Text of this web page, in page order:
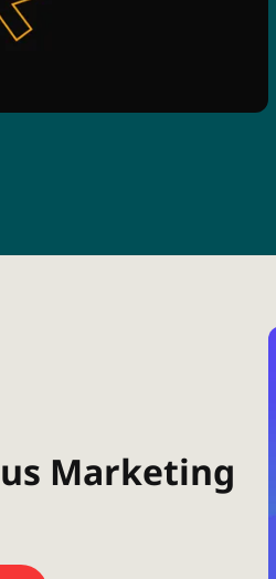
Marketing